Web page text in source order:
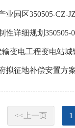
业园区350505-CZ-
性详细规划
变电工程变电站
征地补偿安置方案
<<上一页 1